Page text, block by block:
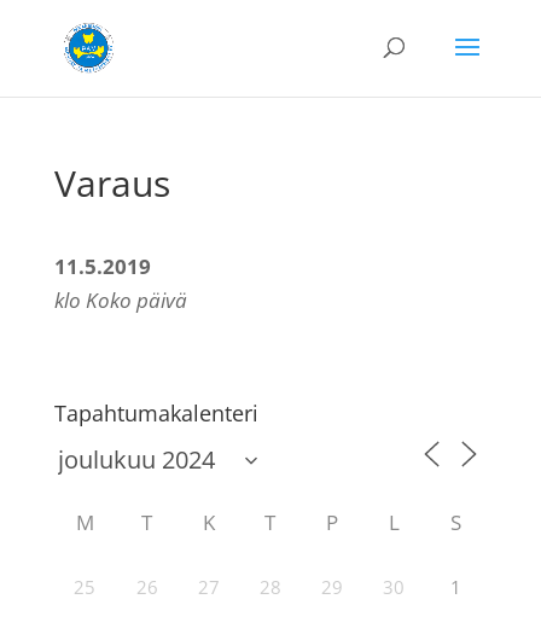
Varaus
11.5.2019
klo Koko päivä
Tapahtumakalenteri
M T K T P L S
25 26 27 28 29 30 1